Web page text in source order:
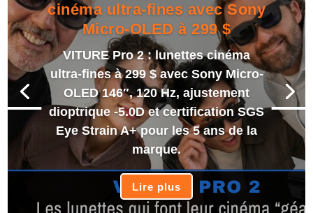
cinéma ultra-fines avec Sony
Micro-OLED à 299 $
VITURE Pro 2 : lunettes cinéma
ultra-fines à 299 $ avec Sony Micro-
OLED 146″, 120 Hz, ajustement
dioptrique -5.0D et certification SGS
Eye Strain A+ pour les 5 ans de la
marque.
Lire plus